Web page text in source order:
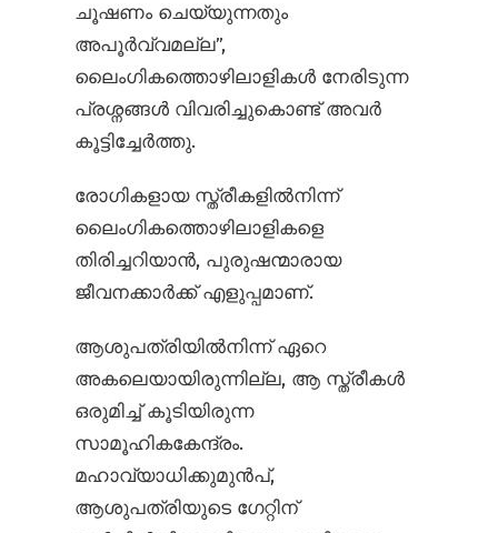
ചൂഷണം ചെയ്യുന്നതും
അപൂർവ്വമല്ല”,
ലൈംഗികത്തൊഴിലാളികൾ നേരിടുന്ന
പ്രശ്നങ്ങൾ വിവരിച്ചുകൊണ്ട് അവർ
കൂട്ടിച്ചേർത്തു.
രോഗികളായ സ്ത്രീകളിൽനിന്ന്
ലൈംഗികത്തൊഴിലാളികളെ
തിരിച്ചറിയാൻ, പുരുഷന്മാരായ
ജീവനക്കാർക്ക് എളുപ്പമാണ്.
ആശുപത്രിയിൽനിന്ന് ഏറെ
അകലെയായിരുന്നില്ല, ആ സ്ത്രീകൾ
ഒരുമിച്ച് കൂടിയിരുന്ന
സാമൂഹികകേന്ദ്രം.
മഹാവ്യാധിക്കുമുൻപ്,
ആശുപത്രിയുടെ ഗേറ്റിന്